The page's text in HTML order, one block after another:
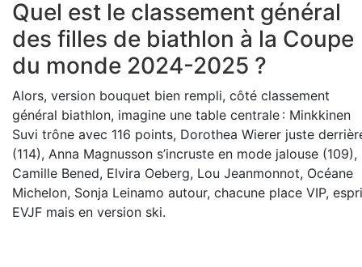
Quel est le classement général
des filles de biathlon à la Coupe
du monde 2024-2025 ?
Alors, version bouquet bien rempli, côté classement
général biathlon, imagine une table centrale : Minkkinen
Suvi trône avec 116 points, Dorothea Wierer juste
(114), Anna Magnusson s’incruste en mode jalouse (109),
Camille Bened, Elvira Oeberg, Lou Jeanmonnot, Océane
Michelon, Sonja Leinamo autour, chacune place VIP,
EVJF mais en version ski.